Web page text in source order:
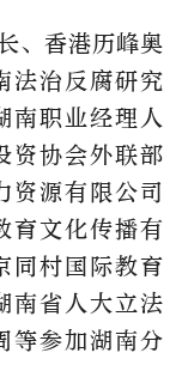
、香港历峰奥
法治反腐研究
南职业经理人
资协会外联部
资源有限公司
育文化传播有
同村国际教育
南省人大立法
等参加湖南分